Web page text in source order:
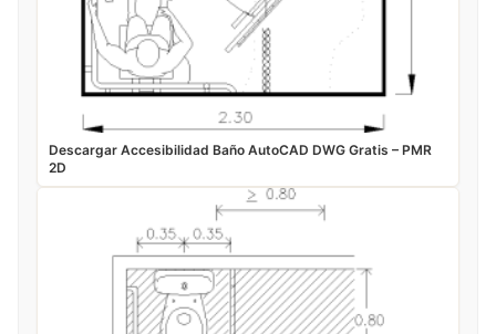
Descargar Accesibilidad Baño AutoCAD DWG Gratis – PMR
2D